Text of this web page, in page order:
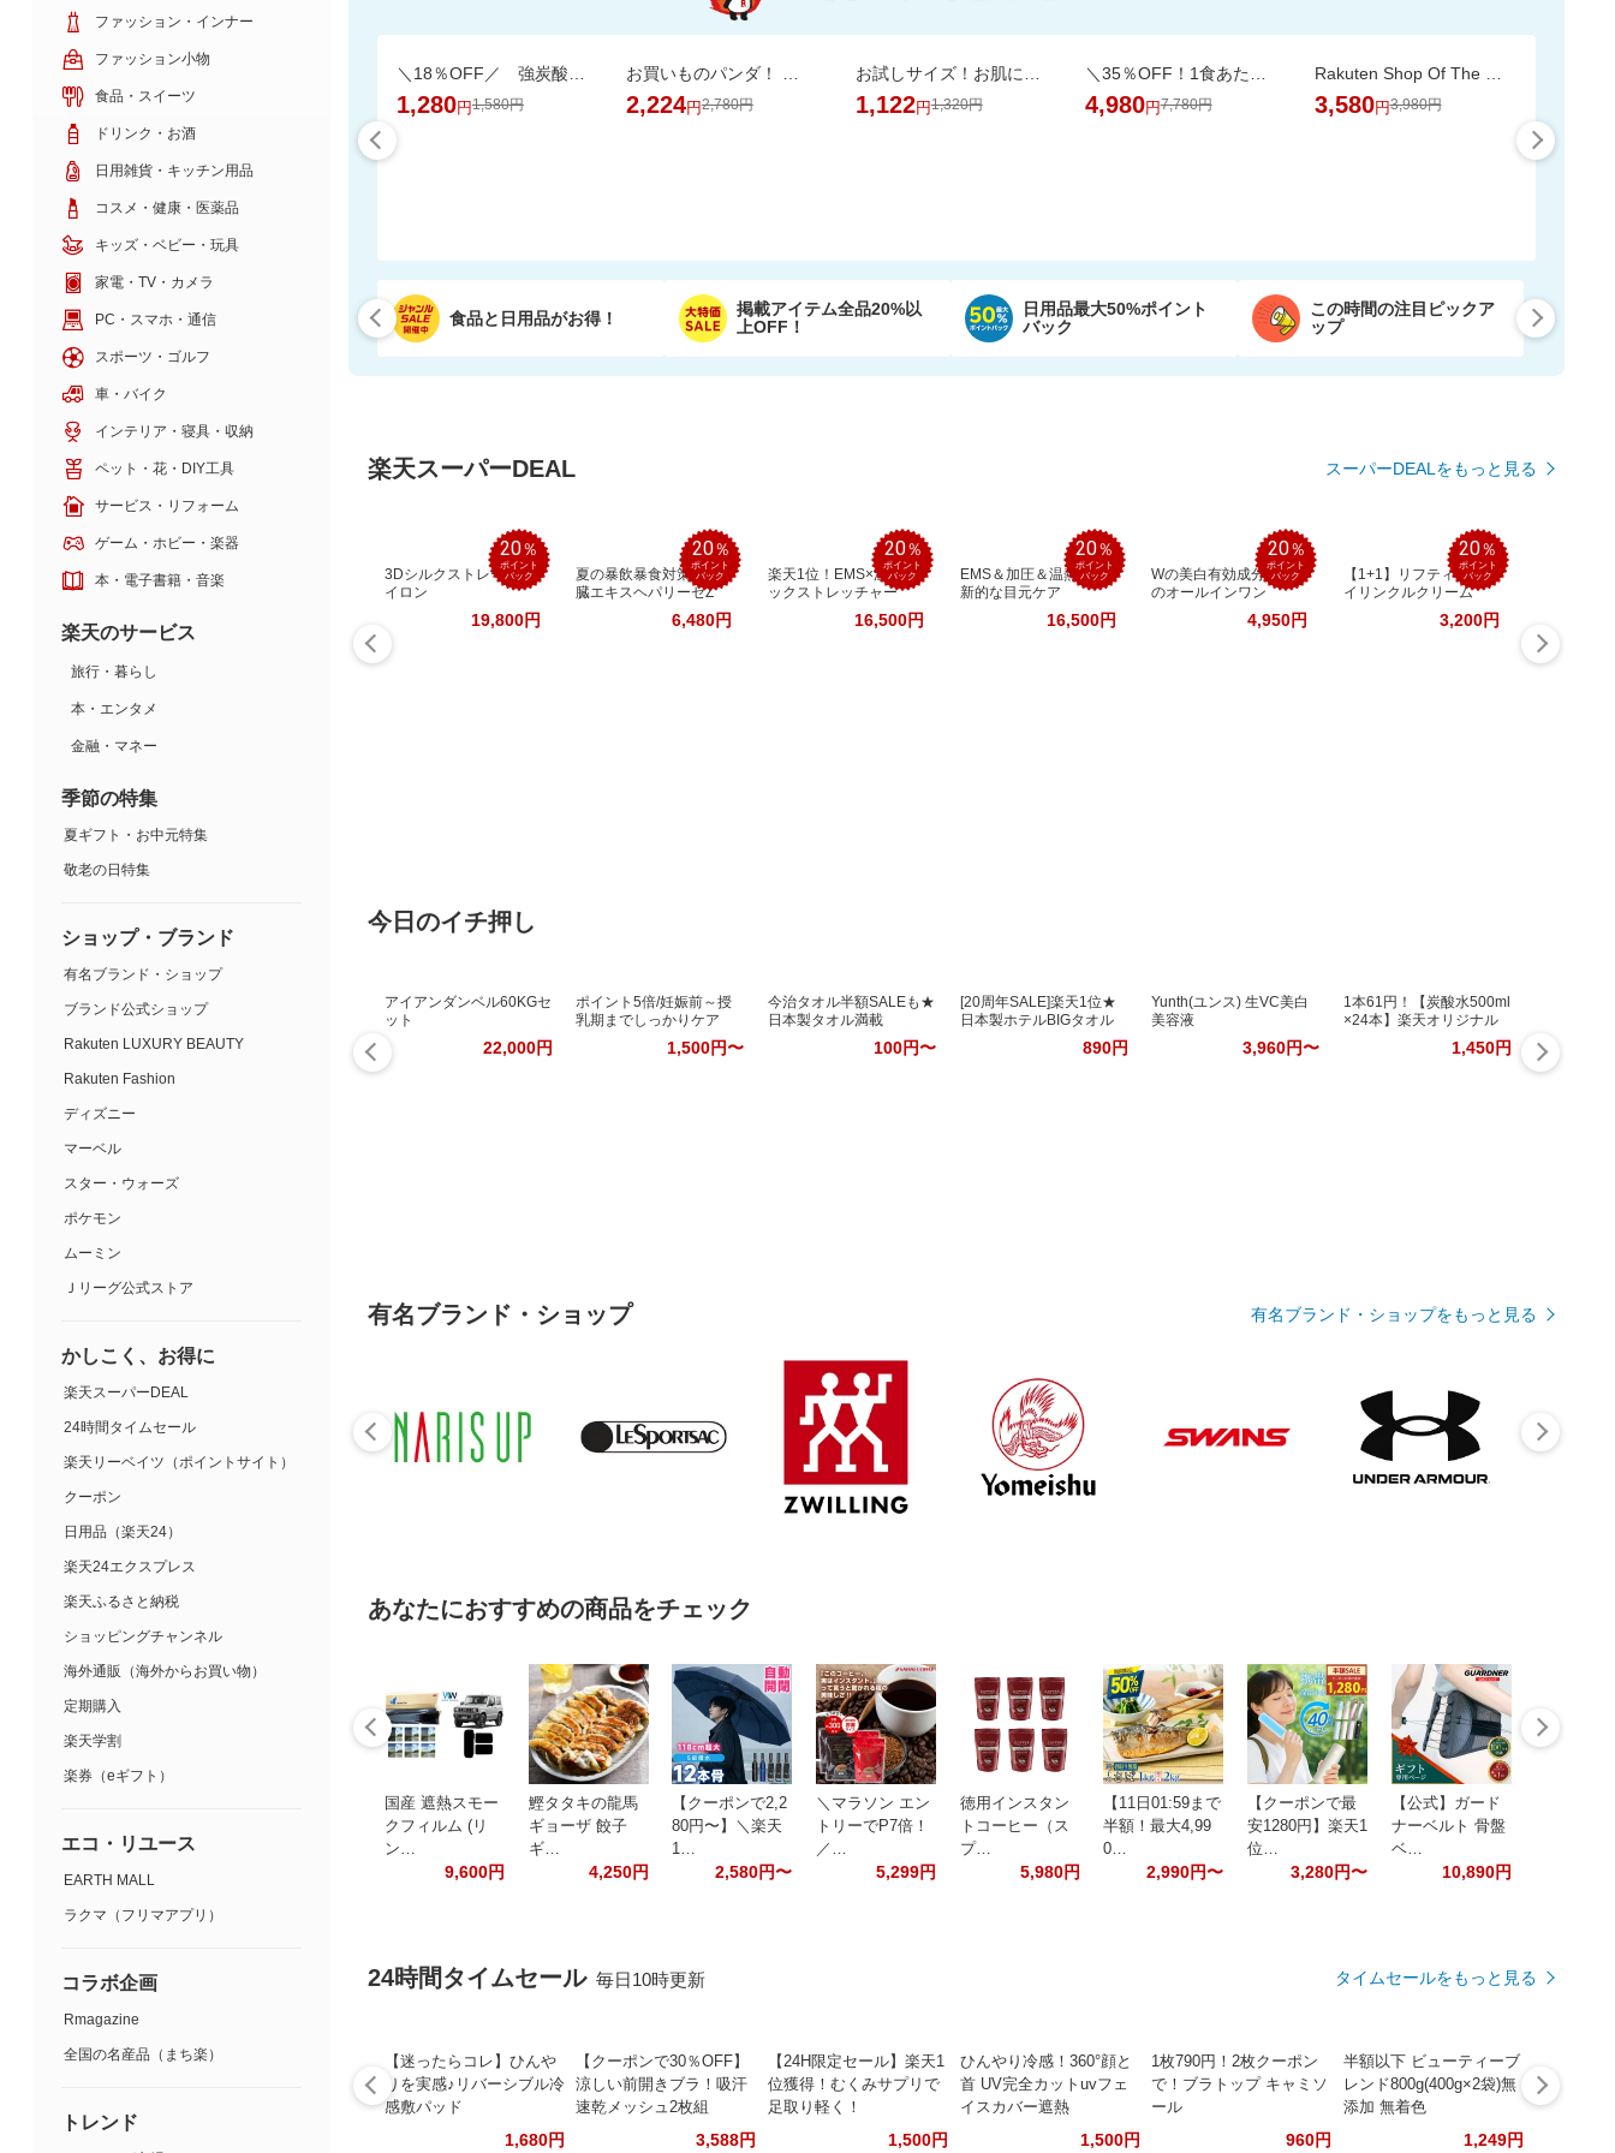
1,280円1,580円 2,224円2,780円 1,122円1,320円 4,980円7,780円 3,580円3,980円
食品と日用品がお得！
掲載アイテム全品20%以
上OFF！
日用品最大50%ポイント
バック
この時間の注目ピックア
ップ
楽天スーパーDEAL スーパーDEALをもっと見る
20％
ポイント
バック
3Dシルクストレートア
イロン
19,800円
20％
ポイント
バック
夏の暴飲暴食対策！肝
臓エキスヘパリーゼZ
6,480円
20％
ポイント
バック
楽天1位！EMS×温熱ネ
ックストレッチャー
16,500円
20％
ポイント
バック
EMS＆加圧＆温熱！革
新的な目元ケア
16,500円
20％
ポイント
バック
Wの美白有効成分配合
のオールインワン
4,950円
20％
ポイント
バック
【1+1】リフティングア
イリンクルクリーム
3,200円
今日のイチ押し
アイアンダンベル60KGセ
ット
22,000円
ポイント5倍/妊娠前～授
乳期までしっかりケア
1,500円〜
今治タオル半額SALEも★
日本製タオル満載
100円〜
[20周年SALE]楽天1位★
日本製ホテルBIGタオル
890円
Yunth(ユンス) 生VC美白
美容液
3,960円〜
1本61円！【炭酸水500ml
×24本】楽天オリジナル
1,450円
有名ブランド・ショップ 有名ブランド・ショップをもっと見る
あなたにおすすめの商品をチェック
国産 遮熱スモー
クフィルム (リ
ン…
9,600円
鰹タタキの龍馬
ギョーザ 餃子
ギ…
4,250円
【クーポンで2,2
80円〜】＼楽天
1…
2,580円〜
＼マラソン エン
トリーでP7倍！
／…
5,299円
徳用インスタン
トコーヒー（ス
プ…
5,980円
【11日01:59まで
半額！最大4,99
0…
2,990円〜
【クーポンで最
安1280円】楽天1
位…
3,280円〜
【公式】ガード
ナーベルト 骨盤
ベ…
10,890円
24時間タイムセール 毎日10時更新 タイムセールをもっと見る
【迷ったらコレ】ひんや
りを実感♪リバーシブル冷
感敷パッド
1,680円
【クーポンで30％OFF】
涼しい前開きブラ！吸汗
速乾メッシュ2枚組
3,588円
【24H限定セール】楽天1
位獲得！むくみサプリで
足取り軽く！
1,500円
ひんやり冷感！360°顔と
首 UV完全カットuvフェ
イスカバー遮熱
1,500円
1枚790円！2枚クーポン
で！ブラトップ キャミソ
ール
960円
半額以下 ビューティーブ
レンド800g(400g×2袋)無
添加 無着色
1,249円
ファッション・インナー
ファッション小物
食品・スイーツ
ドリンク・お酒
日用雑貨・キッチン用品
コスメ・健康・医薬品
キッズ・ベビー・玩具
家電・TV・カメラ
PC・スマホ・通信
スポーツ・ゴルフ
車・バイク
インテリア・寝具・収納
ペット・花・DIY工具
サービス・リフォーム
ゲーム・ホビー・楽器
本・電子書籍・音楽
楽天のサービス
旅行・暮らし
本・エンタメ
金融・マネー
季節の特集
夏ギフト・お中元特集
敬老の日特集
ショップ・ブランド
有名ブランド・ショップ
ブランド公式ショップ
Rakuten LUXURY BEAUTY
Rakuten Fashion
ディズニー
マーベル
スター・ウォーズ
ポケモン
ムーミン
Ｊリーグ公式ストア
かしこく、お得に
楽天スーパーDEAL
24時間タイムセール
楽天リーベイツ（ポイントサイト）
クーポン
日用品（楽天24）
楽天24エクスプレス
楽天ふるさと納税
ショッピングチャンネル
海外通販（海外からお買い物）
定期購入
楽天学割
楽券（eギフト）
エコ・リユース
EARTH MALL
ラクマ（フリマアプリ）
コラボ企画
Rmagazine
全国の名産品（まち楽）
トレンド